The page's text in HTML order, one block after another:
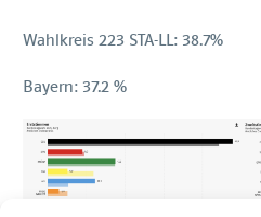
Wahlkreis 223 STA-LL: 38.7%
Bayern: 37.2 %